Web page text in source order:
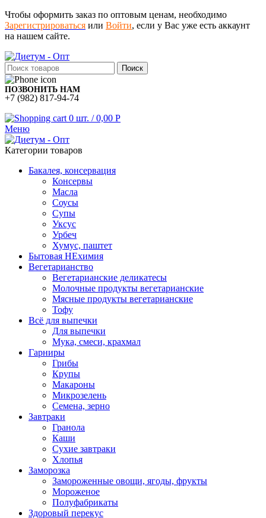
Чтобы оформить заказ по оптовым ценам, необходимо
Зарегистрироваться или Войти, если у Вас уже есть аккаунт
на нашем сайте.
Поиск
ПОЗВОНИТЬ НАМ
+7 (982) 817-94-74
0 шт. / 0,00 Р
Меню
Категории товаров
Бакалея, консервация
Консервы
Масла
Соусы
Супы
Уксус
Урбеч
Хумус, паштет
Бытовая НЕхимия
Вегетарианство
Вегетарианские деликатесы
Молочные продукты вегетарианские
Мясные продукты вегетарианские
Тофу
Всё для выпечки
Для выпечки
Мука, смеси, крахмал
Гарниры
Грибы
Крупы
Макароны
Микрозелень
Семена, зерно
Завтраки
Гранола
Каши
Сухие завтраки
Хлопья
Заморозка
Замороженные овощи, ягоды, фрукты
Мороженое
Полуфабрикаты
Здоровый перекус